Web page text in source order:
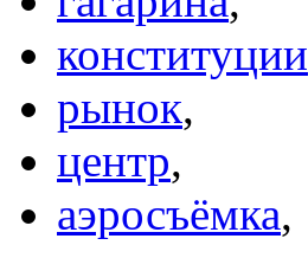
конституции
рынок,
центр,
аэросъёмка,